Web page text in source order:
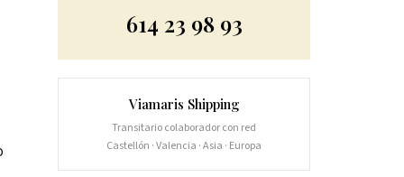
614 23 98 93
Viamaris Shipping
Transitario colaborador con red
Castellón · Valencia · Asia · Europa